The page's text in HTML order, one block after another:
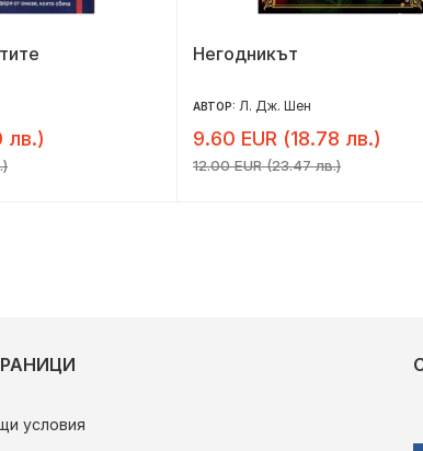
лв.)
Негодникът
АВТОР: Л. Дж. Шен
9.60 EUR (18.78 лв.)
12.00 EUR (23.47 лв.)
условия